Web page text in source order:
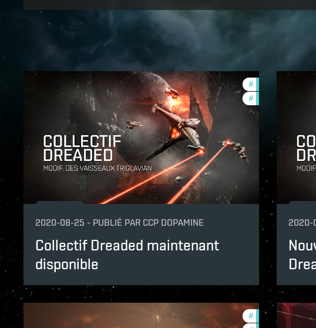
# balance-changes
# zenith-2020-
2020-08-25 - PUBLIÉ PAR CCP DOPAMINE
Collectif Dreaded maintenant
disponible
2020-
# development-